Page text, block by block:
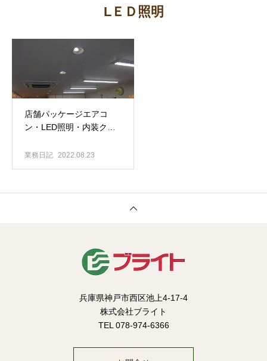
LＥＤ照明
店舗パッケージエアコ
ン・LED照明・内装クロ
業務日記 2022.08.23
兵庫県神戸市西区池上4-17-4
株式会社ブライト
TEL 078-974-6366